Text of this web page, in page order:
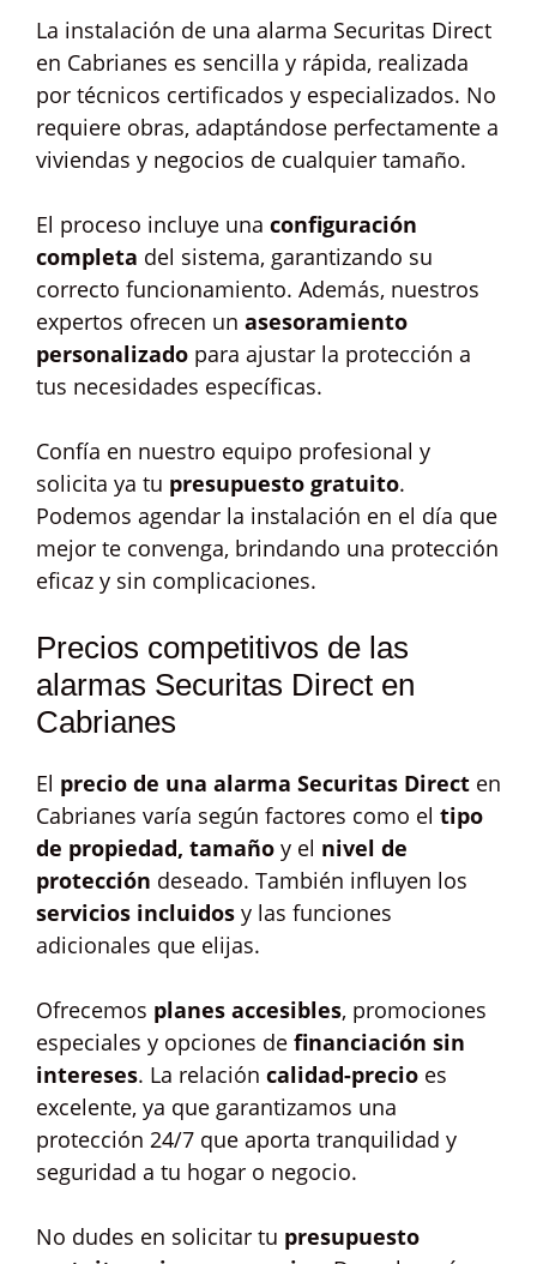
La instalación de una alarma Securitas Direct
en Cabrianes es sencilla y rápida, realizada
por técnicos certificados y especializados. No
requiere obras, adaptándose perfectamente a
viviendas y negocios de cualquier tamaño.
El proceso incluye una configuración
completa del sistema, garantizando su
correcto funcionamiento. Además, nuestros
expertos ofrecen un asesoramiento
personalizado para ajustar la protección a
tus necesidades específicas.
Confía en nuestro equipo profesional y
solicita ya tu presupuesto gratuito.
Podemos agendar la instalación en el día que
mejor te convenga, brindando una protección
eficaz y sin complicaciones.
Precios competitivos de las
alarmas Securitas Direct en
Cabrianes
El precio de una alarma Securitas Direct en
Cabrianes varía según factores como el tipo
de propiedad, tamaño y el nivel de
protección deseado. También influyen los
servicios incluidos y las funciones
adicionales que elijas.
Ofrecemos planes accesibles, promociones
especiales y opciones de financiación sin
intereses. La relación calidad-precio es
excelente, ya que garantizamos una
protección 24/7 que aporta tranquilidad y
seguridad a tu hogar o negocio.
No dudes en solicitar tu presupuesto